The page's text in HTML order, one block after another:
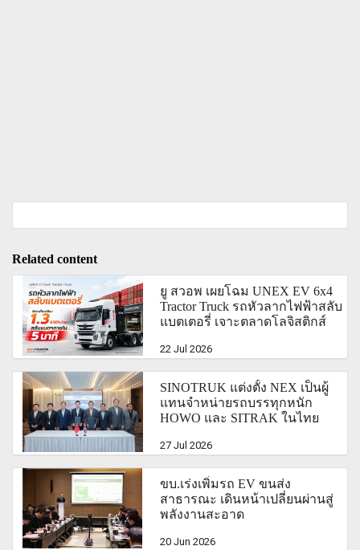
Related content
ยู สวอพ เผยโฉม UNEX EV 6x4
Tractor Truck รถหัวลากไฟฟ้าสลับ
แบตเตอรี่ เจาะตลาดโลจิสติกส์
22 Jul 2026
SINOTRUK แต่งตั้ง NEX เป็นผู้
แทนจำหน่ายรถบรรทุกหนัก
HOWO และ SITRAK ในไทย
27 Jul 2026
ขบ.เร่งเพิ่มรถ EV ขนส่ง
สาธารณะ เดินหน้าเปลี่ยนผ่านสู่
พลังงานสะอาด
20 Jun 2026